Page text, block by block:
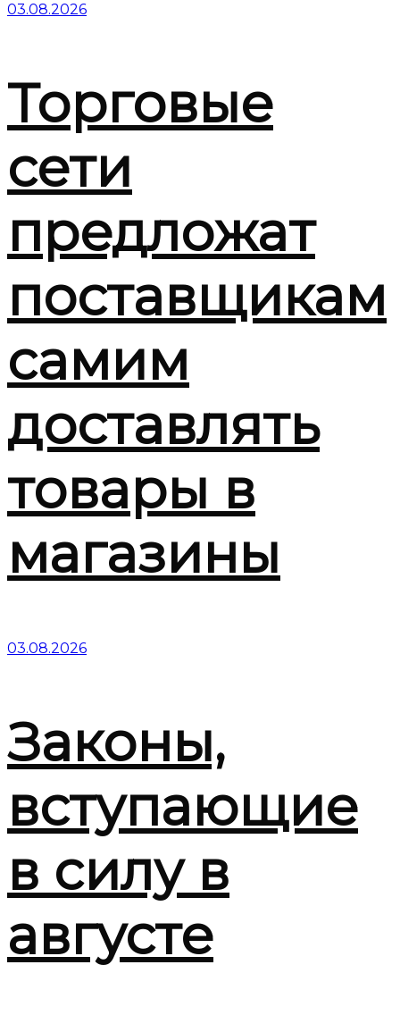
03.08.2026
Торговые
сети
предложат
поставщикам
самим
доставлять
товары в
магазины
03.08.2026
Законы,
вступающие
в силу в
августе